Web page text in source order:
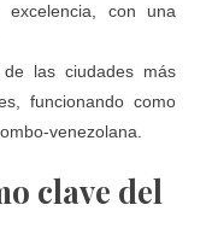
con una
de las ciudades más
funcionando como
venezolana.
clave del